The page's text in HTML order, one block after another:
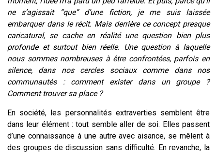
ne s’agissait “que” d’une fiction, je me suis laissée
embarquer dans le récit. Mais derrière ce concept presque
caricatural, se cache en réalité une question bien plus
profonde et surtout bien réelle. Une question à laquelle
nous sommes nombreuses à être confrontées, parfois en
silence, dans nos cercles sociaux comme dans nos
communautés : comment exister dans un groupe ?
Comment trouver sa place ?
En société, les personnalités extraverties semblent être
dans leur élément : tout semble aller de soi. Elles passent
d’une connaissance à une autre avec aisance, se mêlent à
des groupes de discussion sans difficulté. En revanche, la